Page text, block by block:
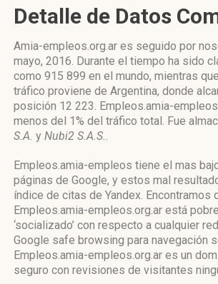
Detalle de Datos
Amia-empleos.org.ar es seguido por
mayo, 2016. Durante el tiempo ha sido
como 915 899 en el mundo, mientras
tráfico proviene de Argentina, donde
posición 12 223. Empleos.amia-
menos del 1% del tráfico total. Fue
S.A. y Nubi2 S.A.S..
Empleos.amia-empleos tiene el mas
páginas de Google, y estos mal
índice de citas de Yandex. Encontramos
Empleos.amia-empleos.org.ar está
‘socializado’ con respecto a cualquier
Google safe browsing para navegación
Empleos.amia-empleos.org.ar es un
seguro con revisiones de visitantes